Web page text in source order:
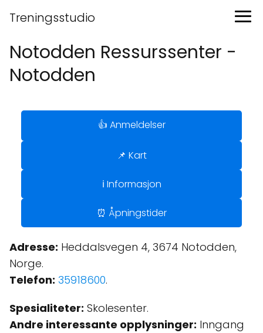
Treningsstudio
Notodden Ressurssenter -
Notodden
👍 Anmeldelser
📌 Kart
ℹ️ Informasjon
⏰ Åpningstider
Adresse: Heddalsvegen 4, 3674 Notodden,
Norge.
Telefon: 35918600.
Spesialiteter: Skolesenter.
Andre interessante opplysninger: Inngang